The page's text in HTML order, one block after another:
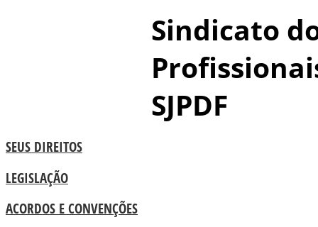
Sindicato
SJPDF
SEUS DIREITOS
LEGISLAÇÃO
ACORDOS E CONVENÇÕES